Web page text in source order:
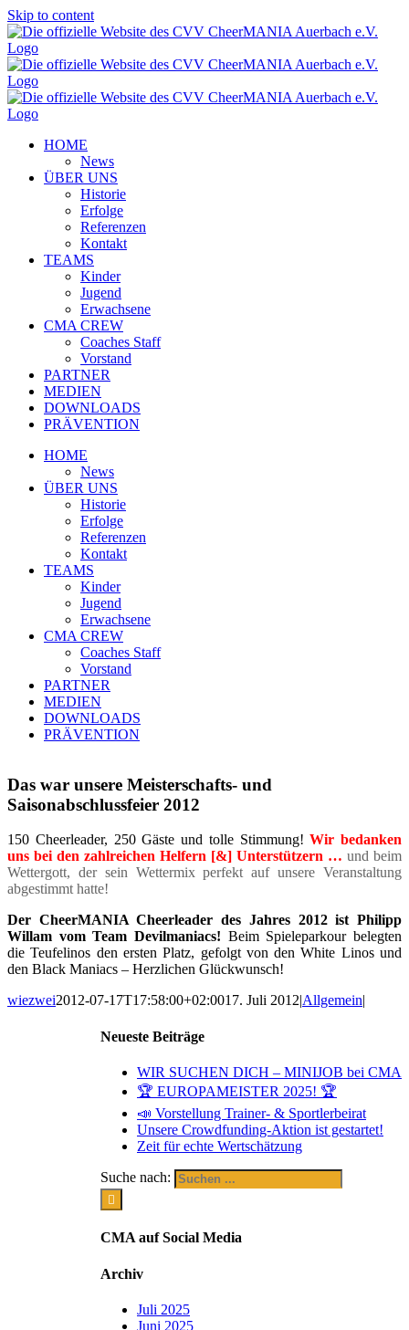
Skip to content
HOME
News
ÜBER UNS
Historie
Erfolge
Referenzen
Kontakt
TEAMS
Kinder
Jugend
Erwachsene
CMA CREW
Coaches Staff
Vorstand
PARTNER
MEDIEN
DOWNLOADS
PRÄVENTION
HOME
News
ÜBER UNS
Historie
Erfolge
Referenzen
Kontakt
TEAMS
Kinder
Jugend
Erwachsene
CMA CREW
Coaches Staff
Vorstand
PARTNER
MEDIEN
DOWNLOADS
PRÄVENTION
Das war unsere Meisterschafts- und
Saisonabschlussfeier 2012
150 Cheerleader, 250 Gäste und tolle Stimmung!Wir bedanken
uns bei den zahlreichen Helfern [&] Unterstützern … und beim
Wettergott, der sein Wettermix perfekt auf unsere Veranstaltung
abgestimmt hatte!
Der CheerMANIA Cheerleader des Jahres 2012 ist Philipp
Willam vom Team Devilmaniacs! Beim Spieleparkour belegten
die Teufelinos den ersten Platz, gefolgt von den White Linos und
den Black Maniacs – Herzlichen Glückwunsch!
wiezwei2012-07-17T17:58:00+02:0017. Juli 2012|Allgemein|
Neueste Beiträge
WIR SUCHEN DICH – MINIJOB bei CMA
🏆 EUROPAMEISTER 2025! 🏆
📣 Vorstellung Trainer- & Sportlerbeirat
Unsere Crowdfunding-Aktion ist gestartet!
Zeit für echte Wertschätzung
Suche nach:
CMA auf Social Media
Archiv
Juli 2025
Juni 2025